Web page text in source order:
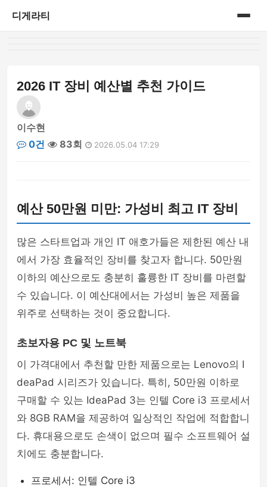
디게라티
2026 IT 장비 예산별 추천 가이드
이수현
0건
83회 2026.05.04 17:29
예산 50만원 미만: 가성비 최고 IT 장비
많은 스타트업과 개인 IT 애호가들은 제한된 예산 내
에서 가장 효율적인 장비를 찾고자 합니다. 50만원
이하의 예산으로도 충분히 훌륭한 IT 장비를 마련할
수 있습니다. 이 예산대에서는 가성비 높은 제품을
위주로 선택하는 것이 중요합니다.
초보자용 PC 및 노트북
이 가격대에서 추천할 만한 제품으로는 Lenovo의 I
deaPad 시리즈가 있습니다. 특히, 50만원 이하로
구매할 수 있는 IdeaPad 3는 인텔 Core i3 프로세서
와 8GB RAM을 제공하여 일상적인 작업에 적합합니
다. 휴대용으로도 손색이 없으며 필수 소프트웨어 설
치에도 충분합니다.
프로세서: 인텔 Core i3